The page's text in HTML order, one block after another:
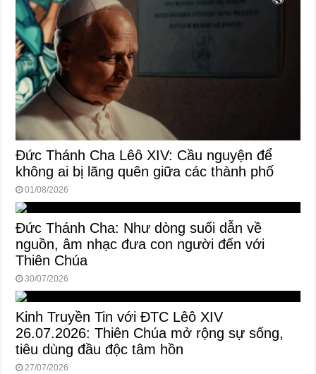
Đức Thánh Cha Lêô XIV: Cầu nguyện để
không ai bị lãng quên giữa các thành phố
01/08/2026
Đức Thánh Cha: Như dòng suối dẫn về
nguồn, âm nhạc đưa con người đến với
Thiên Chúa
30/07/2026
Kinh Truyền Tin với ĐTC Lêô XIV
26.07.2026: Thiên Chúa mở rộng sự sống,
tiêu dùng đầu độc tâm hồn
27/07/2026